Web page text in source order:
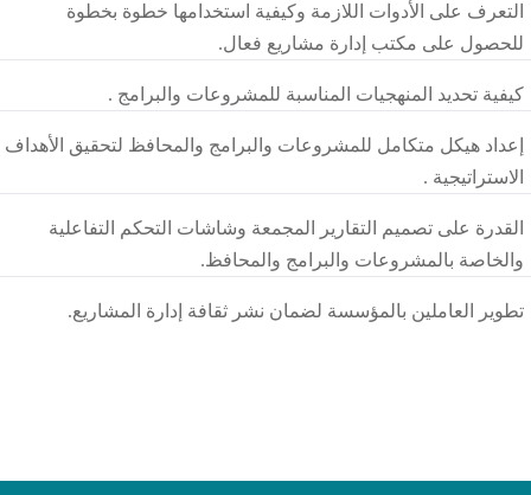
التعرف على الأدوات اللازمة وكيفية استخدامها خطوة بخطوة
للحصول على مكتب إدارة مشاريع فعال.
كيفية تحديد المنهجيات المناسبة للمشروعات والبرامج .
إعداد هيكل متكامل للمشروعات والبرامج والمحافظ لتحقيق الأهداف
الاستراتيجية .
القدرة على تصميم التقارير المجمعة وشاشات التحكم التفاعلية
والخاصة بالمشروعات والبرامج والمحافظ.
تطوير العاملين بالمؤسسة لضمان نشر ثقافة إدارة المشاريع.